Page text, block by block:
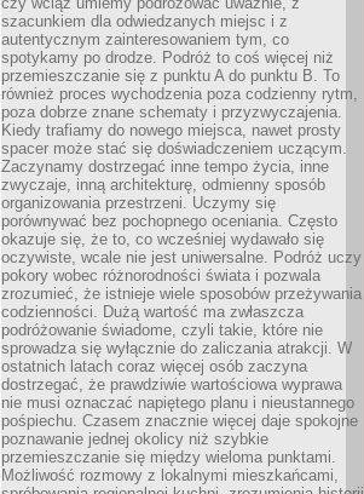
szacunkiem dla odwiedzanych miejsc i z
autentycznym zainteresowaniem tym, co
spotykamy po drodze. Podróż to coś więcej niż
przemieszczanie się z punktu A do punktu B. To
również proces wychodzenia poza codzienny rytm,
poza dobrze znane schematy i przyzwyczajenia.
Kiedy trafiamy do nowego miejsca, nawet prosty
spacer może stać się doświadczeniem uczącym.
Zaczynamy dostrzegać inne tempo życia, inne
zwyczaje, inną architekturę, odmienny sposób
organizowania przestrzeni. Uczymy się
porównywać bez pochopnego oceniania. Często
okazuje się, że to, co wcześniej wydawało się
oczywiste, wcale nie jest uniwersalne. Podróż uczy
pokory wobec różnorodności świata i pozwala
zrozumieć, że istnieje wiele sposobów przeżywania
codzienności. Dużą wartość ma zwłaszcza
podróżowanie świadome, czyli takie, które nie
sprowadza się wyłącznie do zaliczania atrakcji. W
ostatnich latach coraz więcej osób zaczyna
dostrzegać, że prawdziwie wartościowa wyprawa
nie musi oznaczać napiętego planu i nieustannego
pośpiechu. Czasem znacznie więcej daje spokojne
poznawanie jednej okolicy niż szybkie
przemieszczanie się między wieloma punktami.
Możliwość rozmowy z lokalnymi mieszkańcami,